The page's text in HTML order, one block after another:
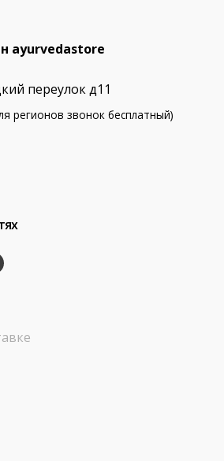
ayurvedastore
переулок д11
регионов звонок бесплатный)